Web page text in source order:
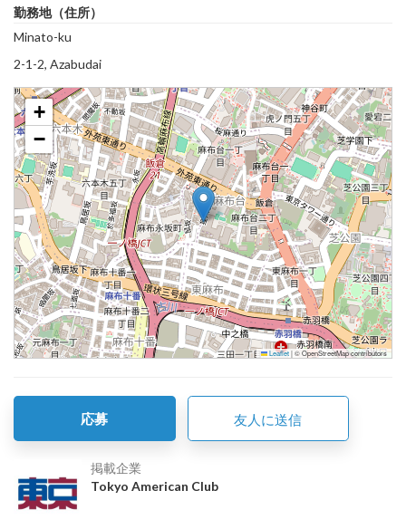
勤務地（住所）
Minato-ku
2-1-2, Azabudai
+
−
Leaflet|© OpenStreetMap contributors
応募 友人に送信
掲載企業
Tokyo American Club